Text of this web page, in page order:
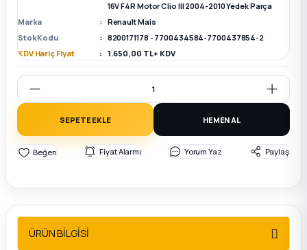
Parça
Parça
Parça
16V F4R Motor Clio III 2004-2010 Yedek Parça
Marka
Renault Mais
Stok Kodu
8200171178 - 7700434584-7700437854-2
KDV Hariç Fiyat
1.650,00 TL + KDV
SEPETE EKLE HEMEN AL
Fiyat Alarmı Yorum Yaz Paylaş
ÜRÜN BİLGİSİ